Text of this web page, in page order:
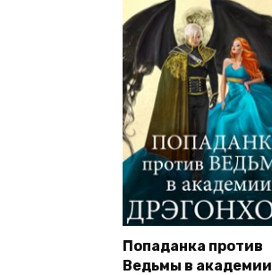
Попаданка против
Ведьмы в академии